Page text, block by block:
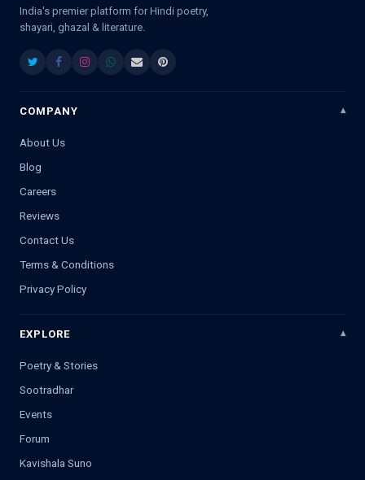
India's premier platform for Hindi poetry,
shayari, ghazal & literature.
COMPANY
About Us
Blog
Careers
Reviews
Contact Us
Terms & Conditions
Privacy Policy
EXPLORE
Poetry & Stories
Sootradhar
Events
Forum
Kavishala Suno